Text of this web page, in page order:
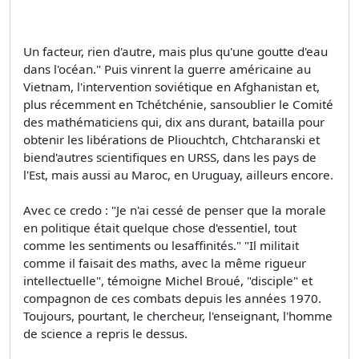
Un facteur, rien d'autre, mais plus qu'une goutte d'eau
dans l'océan." Puis vinrent la guerre américaine au
Vietnam, l'intervention soviétique en Afghanistan et,
plus récemment en Tchétchénie, sansoublier le Comité
des mathématiciens qui, dix ans durant, batailla pour
obtenir les libérations de Pliouchtch, Chtcharanski et
biend'autres scientifiques en URSS, dans les pays de
l'Est, mais aussi au Maroc, en Uruguay, ailleurs encore.
Avec ce credo : "Je n'ai cessé de penser que la morale
en politique était quelque chose d'essentiel, tout
comme les sentiments ou lesaffinités." "Il militait
comme il faisait des maths, avec la même rigueur
intellectuelle", témoigne Michel Broué, "disciple" et
compagnon de ces combats depuis les années 1970.
Toujours, pourtant, le chercheur, l'enseignant, l'homme
de science a repris le dessus.